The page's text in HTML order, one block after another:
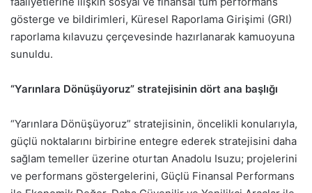
gösterge ve bildirimleri, Küresel Raporlama Girişimi (GRI)
raporlama kılavuzu çerçevesinde hazırlanarak kamuoyuna
sunuldu.
“Yarınlara Dönüşüyoruz” stratejisinin dört ana başlığı
“Yarınlara Dönüşüyoruz” stratejisinin, öncelikli konularıyla,
güçlü noktalarını birbirine entegre ederek stratejisini daha
sağlam temeller üzerine oturtan Anadolu Isuzu; projelerini
ve performans göstergelerini, Güçlü Finansal Performans